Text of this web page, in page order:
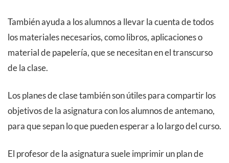
También ayuda a los alumnos a llevar la cuenta de todos
los materiales necesarios, como libros, aplicaciones o
material de papelería, que se necesitan en el transcurso
de la clase.
Los planes de clase también son útiles para compartir los
objetivos de la asignatura con los alumnos de antemano,
para que sepan lo que pueden esperar a lo largo del curso.
El profesor de la asignatura suele imprimir un plan de